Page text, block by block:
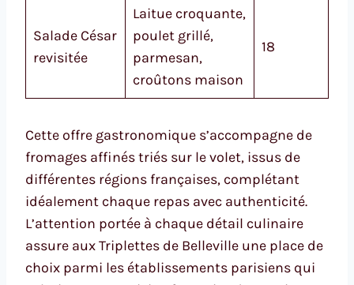
Salade César
revisitée
Laitue croquante,
poulet grillé,
parmesan,
croûtons maison
18
Cette offre gastronomique s’accompagne de
fromages affinés triés sur le volet, issus de
différentes régions françaises, complétant
idéalement chaque repas avec authenticité.
L’attention portée à chaque détail culinaire
assure aux Triplettes de Belleville une place de
choix parmi les établissements parisiens qui